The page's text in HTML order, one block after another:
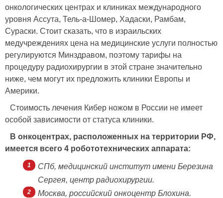
онкологических центрах и клиниках международного
уровня Ассута, Тель-а-Шомер, Хадаски, Рамбам,
Сураски. Стоит сказать, что в израильских
медучреждениях цена на медицинские услуги полностью
регулируются Минздравом, поэтому тарифы на
процедуру радиохирургии в этой стране значительно
ниже, чем могут их предложить клиники Европы и
Америки.
Стоимость лечения Кибер ножом в России не имеет
особой зависимости от статуса клиники.
В онкоцентрах, расположенных на территории РФ,
имеется всего 4 робототехнических аппарата:
СПб, медицинский институт имени Березина
Сергея, центр радиохирургии.
Москва, российский онкоцентр Блохина.